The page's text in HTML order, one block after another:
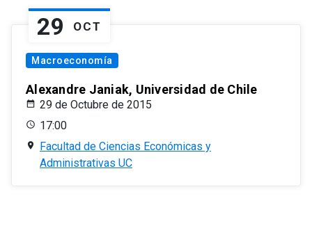
29 OCT
Macroeconomía
Alexandre Janiak, Universidad de Chile
29 de Octubre de 2015
17:00
Facultad de Ciencias Económicas y
Administrativas UC